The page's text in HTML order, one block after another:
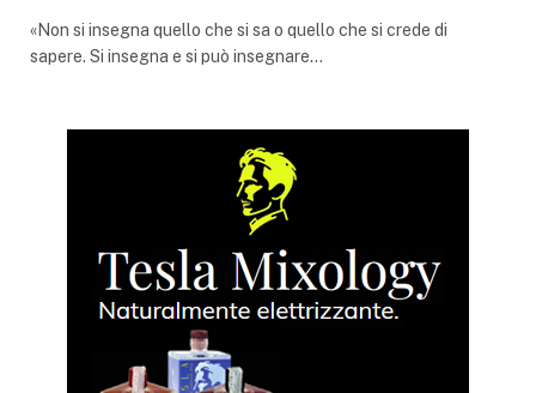
«Non si insegna quello che si sa o quello che si crede di
sapere. Si insegna e si può insegnare…